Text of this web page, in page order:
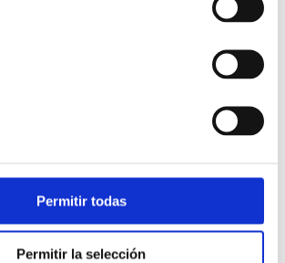
Permitir todas
Permitir la selección
y que se les atiende de manera
más dispuestos a seguir
DE MARCA